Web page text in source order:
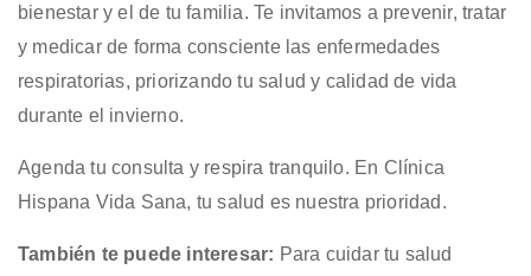
bienestar y el de tu familia. Te invitamos a prevenir, tratar
y medicar de forma consciente las enfermedades
respiratorias, priorizando tu salud y calidad de vida
durante el invierno.
Agenda tu consulta y respira tranquilo. En Clínica
Hispana Vida Sana, tu salud es nuestra prioridad.
También te puede interesar: Para cuidar tu salud